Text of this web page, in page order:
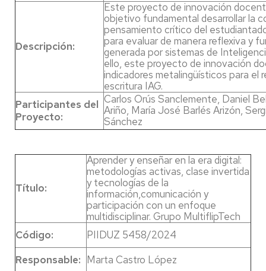
Descripción:
Este proyecto de innovación
objetivo fundamental desarrollar la
pensamiento crítico del
para evaluar de manera reflexiva y
generada por sistemas de
ello, este proyecto de innovación
indicadores metalingüísticos para el
escritura IAG.
Participantes del
Proyecto:
Carlos Orús Sanclemente, Daniel
Ariño, María José Barlés Arizón,
Sánchez
Título:
Aprender y enseñar en la era digital:
metodologías activas, clase invertida
y tecnologías de la
información,comunicación y
participación con un enfoque
multidisciplinar. Grupo MultiflipTech
Código:
PIIDUZ 5458/2024
Responsable: Marta Castro López